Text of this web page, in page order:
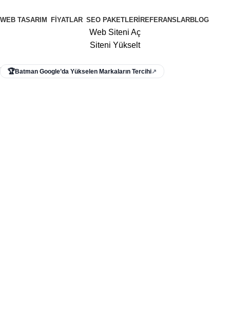
WEB TASARIM FIYATLAR SEO PAKETLERI REFERANSLARBLOG
Web Siteni Aç
Siteni Yükselt
Menü
🏆Batman Google’da Yükselen Markaların Tercihi↗